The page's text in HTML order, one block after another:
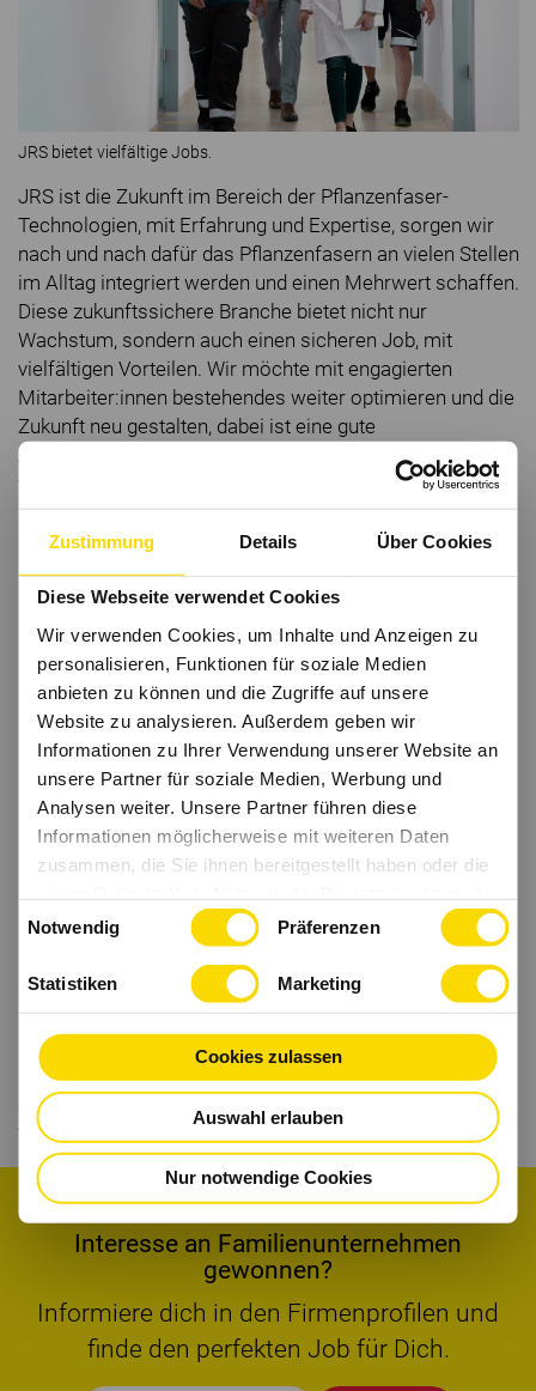
Zustimmung Details Über Cookies
Diese Webseite verwendet Cookies
Wir verwenden Cookies, um Inhalte und Anzeigen zu
personalisieren, Funktionen für soziale Medien
anbieten zu können und die Zugriffe auf unsere
Website zu analysieren. Außerdem geben wir
Informationen zu Ihrer Verwendung unserer Website an
unsere Partner für soziale Medien, Werbung und
Analysen weiter. Unsere Partner führen diese
Informationen möglicherweise mit weiteren Daten
zusammen, die Sie ihnen bereitgestellt haben oder die
haben.
Notwendig Präferenzen
Statistiken Marketing
Cookies zulassen
Auswahl erlauben
Nur notwendige Cookies
JRS bietet vielfältige Jobs.
JRS ist die Zukunft im Bereich der Pflanzenfaser-
Technologien, mit Erfahrung und Expertise, sorgen wir
nach und nach dafür das Pflanzenfasern an vielen Stellen
im Alltag integriert werden und einen Mehrwert schaffen.
Diese zukunftssichere Branche bietet nicht nur
Wachstum, sondern auch einen sicheren Job, mit
vielfältigen Vorteilen. Wir möchte mit engagierten
Mitarbeiter:innen bestehendes weiter optimieren und die
Zukunft neu gestalten, dabei ist eine gute
Arbeitsatmosphäre und eigenverantwortliches arbeiten
von Bedeutung.
Flache Hierarchien Weiterbildung
Betriebliche Altersvorsorge Rabatte
Flexible Arbeitszeiten
Hinweis: In den Texten wird die firmeninterne Genderschreibweise
der J. Rettenmaier & Söhne GmbH + Co. KG verwendet.
Texte und Fotos: © J. Rettenmaier & Söhne GmbH + Co. KG
Interesse an Familienunternehmen
gewonnen?
Informiere dich in den Firmenprofilen und
finde den perfekten Job für Dich.